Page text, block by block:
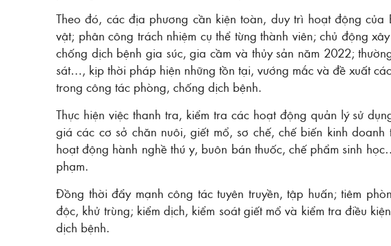
Theo đó, các địa phương cần kiện toàn, duy trì hoạt động
vật; phân công trách nhiệm cụ thể từng thành viên; chủ động
chống dịch bệnh gia súc, gia cầm và thủy sản năm 2022;
sát…, kịp thời pháp hiện những tồn tại, vướng mắc và đề xuất
trong công tác phòng, chống dịch bệnh.
Thực hiện việc thanh tra, kiểm tra các hoạt động quản lý sử
giá các cơ sở chăn nuôi, giết mổ, sơ chế, chế biến kinh
hoạt động hành nghề thú y, buôn bán thuốc, chế phẩm sinh
phạm.
Đồng thời đẩy mạnh công tác tuyên truyền, tập huấn; tiêm
độc, khử trùng; kiểm dịch, kiểm soát giết mổ và kiểm tra điều
dịch bệnh.